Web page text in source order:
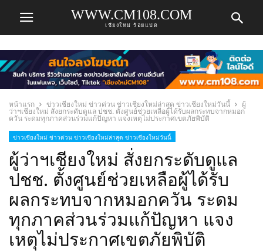
WWW.CM108.COM
เชียงใหม่ ร้อยแปด
หน้าแรก ข่าวเชียงใหม่ ข่าวด่วน ข่าวเชียงใหม่ล่าสุด ข่าวเชียงใหม่วันนี้
ผู้
ว่าฯเชียงใหม่ สั่งยกระดับดูแล ปชช. ตั้งศูนย์ช่วยเหลือผู้ได้รับผลกระทบจากหมอก
ควัน ระดมทุกภาคส่วนร่วมแก้ปัญหา แจงเหตุไม่ประกาศเขตภัยพิบัติ
ข่าวเชียงใหม่ ข่าวด่วน ข่าวเชียงใหม่ล่าสุด ข่าวเชียงใหม่วันนี้
ผู้ว่าฯเชียงใหม่ สั่งยกระดับดูแล
ปชช. ตั้งศูนย์ช่วยเหลือผู้ได้รับ
ผลกระทบจากหมอกควัน ระดม
ทุกภาคส่วนร่วมแก้ปัญหา แจง
เหตุไม่ประกาศเขตภัยพิบัติ